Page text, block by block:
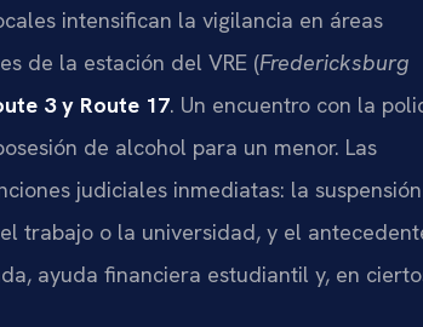
intensifican la vigilancia en áreas
de la estación del VRE (Fredericksburg
3 y Route 17. Un encuentro con la
de alcohol para un menor. Las
judiciales inmediatas: la suspensión
trabajo o la universidad, y el
ayuda financiera estudiantil y, en